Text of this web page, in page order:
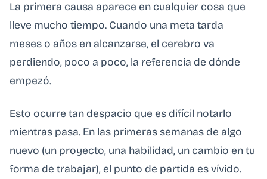
La primera causa aparece en cualquier cosa que
lleve mucho tiempo. Cuando una meta tarda
meses o años en alcanzarse, el cerebro va
perdiendo, poco a poco, la referencia de dónde
empezó.
Esto ocurre tan despacio que es difícil notarlo
mientras pasa. En las primeras semanas de algo
nuevo (un proyecto, una habilidad, un cambio en tu
forma de trabajar), el punto de partida es vívido.